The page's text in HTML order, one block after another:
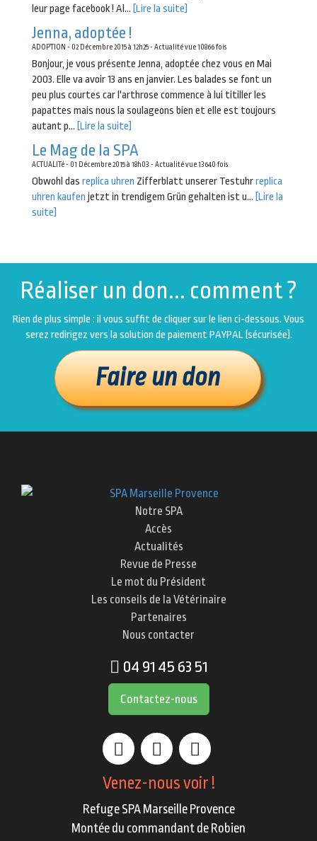
leur page facebook ! Al... [Lire la suite]
Jenna, adoptée !
ADOPTION - 02 Décembre 2015 à 12h25 - Actualité vue 10866 fois
Bonjour, je vous présente Jenna, adoptée chez vous en Mai
2003. Elle va avoir 13 ans en janvier. Les balades se font un
peu plus courtes car l'arthrose commence à lui titiller les
papattes mais nous la soulageons bien et elle est toujours
autant p... [Lire la suite]
Le Mag de la SPA
ACTUALITé - 01 Décembre 2015 à 18h03 - Actualité vue 13640 fois
Obwohl das replica uhren Zifferblatt unserer Testuhrreplica
uhren kaufen jetzt in trendigem Grün gehalten ist u... [Lire la
suite]
Réaliser un don... comment ?
Rien de plus simple : il vous suffit de cliquer sur le lien ci-dessous. Vous
serez redirigez vers la solution de paiement PAYPAL (sécurisée).
Notre SPA
Accès
Actualités
Revue de Presse
Le mot du Président
Les conseils de la Vétérinaire
Partenaires
Nous contacter
04 91 45 63 51
Contactez-nous
Venez-nous voir !
Refuge SPA Marseille Provence
Montée du commandant de Robien